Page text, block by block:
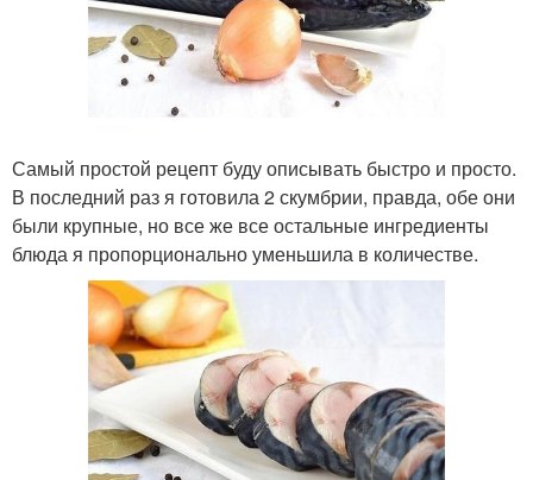
Самый простой рецепт буду описывать быстро и просто.
В последний раз я готовила 2 скумбрии, правда, обе они
были крупные, но все же все остальные ингредиенты
блюда я пропорционально уменьшила в количестве.